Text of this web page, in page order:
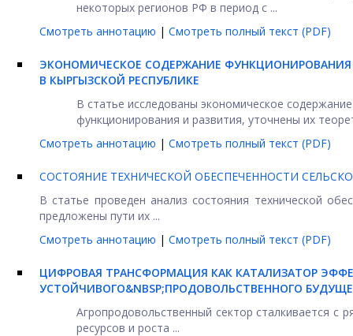
некоторых регионов РФ в период с ...
Смотреть аннотацию | Смотреть полный текст (PDF)
ЭКОНОМИЧЕСКОЕ СОДЕРЖАНИЕ
В КЫРГЫЗСКОЙ РЕСПУБЛИКЕ
В статье исследованы экономическое
функционирования и развития, уточнены их
Смотреть аннотацию | Смотреть полный текст (PDF)
СОСТОЯНИЕ ТЕХНИЧЕСКОЙ ОБЕСПЕЧЕННОСТИ
В статье проведен анализ состояния технической
предложены пути их ...
Смотреть аннотацию | Смотреть полный текст (PDF)
ЦИФРОВАЯ ТРАНСФОРМАЦИЯ КАК КАТАЛИЗАТОР
УСТОЙЧИВОГО&NBSP;ПРОДОВОЛЬСТВЕННОГО
Агропродовольственный сектор сталкивается с
ресурсов и роста ...